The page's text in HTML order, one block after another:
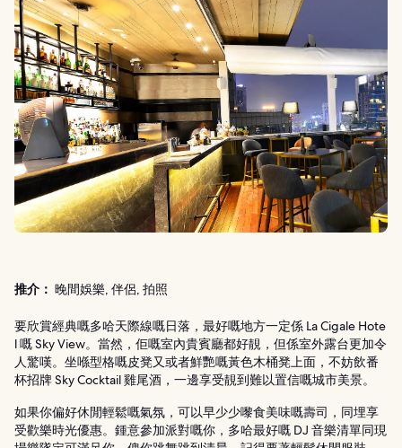
推介： 晚間娛樂, 伴侶, 拍照
要欣賞經典嘅多哈天際線嘅日落，最好嘅地方一定係 La Cigale Hote
l 嘅 Sky View。當然，佢嘅室內貴賓廳都好靚，但係室外露台更加令
人驚嘆。坐喺型格嘅皮凳又或者鮮艷嘅黃色木桶凳上面，不妨飲番
杯招牌 Sky Cocktail 雞尾酒，一邊享受靚到難以置信嘅城市美景。
如果你偏好休閒輕鬆嘅氣氛，可以早少少嚟食美味嘅壽司，同埋享
受歡樂時光優惠。鍾意參加派對嘅你，多哈最好嘅 DJ 音樂清單同現